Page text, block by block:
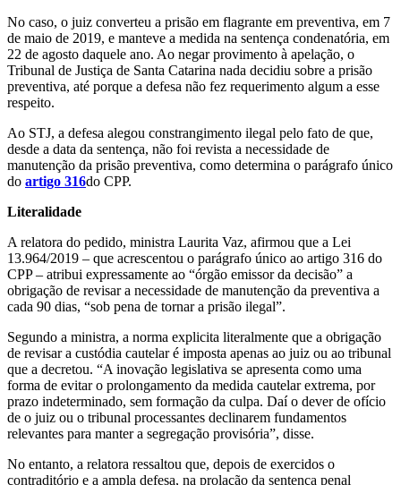
No caso, o juiz converteu a prisão em flagrante em preventiva, em 7
de maio de 2019, e manteve a medida na sentença condenatória, em
22 de agosto daquele ano. Ao negar provimento à apelação, o
Tribunal de Justiça de Santa Catarina nada decidiu sobre a prisão
preventiva, até porque a defesa não fez requerimento algum a esse
respeito.
Ao STJ, a defesa alegou constrangimento ilegal pelo fato de que,
desde a data da sentença, não foi revista a necessidade de
manutenção da prisão preventiva, como determina o parágrafo único
do artigo 316do CPP.
Literal​​idade
A relatora do pedido, ministra Laurita Vaz, afirmou que a Lei
13.964/2019 – que acrescentou o parágrafo único ao artigo 316 do
CPP – atribui expressamente ao “órgão emissor da decisão” a
obrigação de revisar a necessidade de manutenção da preventiva a
cada 90 dias, “sob pena de tornar a prisão ilegal”.
Segundo a ministra, a norma explicita literalmente que a obrigação
de revisar a custódia cautelar é imposta apenas ao juiz ou ao tribunal
que a decretou. “A inovação legislativa se apresenta como uma
forma de evitar o prolongamento da medida cautelar extrema, por
prazo indeterminado, sem formação da culpa. Daí o dever de ofício
de o juiz ou o tribunal processantes declinarem fundamentos
relevantes para manter a segregação provisória”, disse.
No entanto, a relatora ressaltou que, depois de exercidos o
contraditório e a ampla defesa, na prolação da sentença penal